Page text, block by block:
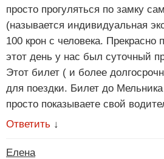
просто прогуляться по замку
(называется индивидуальная
100 крон с человека. Прекрасно
этот день у нас был суточный
Этот билет ( и более
для поездки. Билет до
просто показываете свой
Ответить ↓
Елена